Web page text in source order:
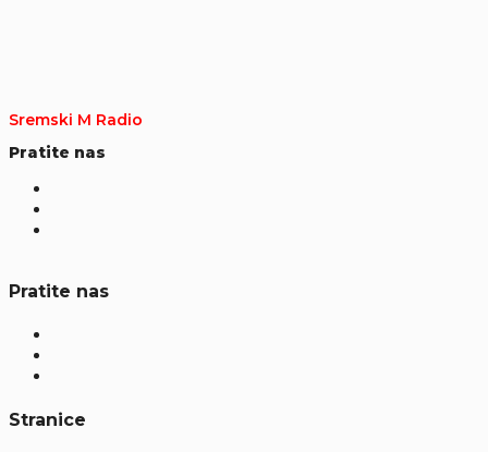
Sremski M Radio
Pratite nas
Pratite nas
Stranice